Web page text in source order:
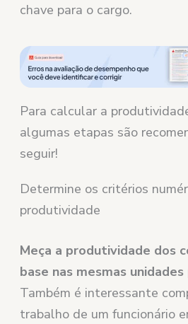
chave para o cargo.
Para calcular a
algumas etapas são
seguir!
Determine os critérios
produtividade
Meça a produtividade dos
base nas mesmas
Também é interessante
trabalho de um funcionário